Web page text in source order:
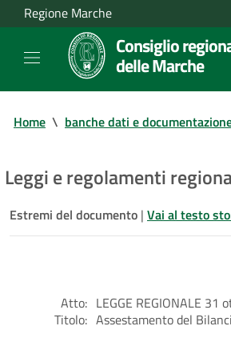
Regione Marche
Consiglio
delle Marche
Home \ banche dati e
Leggi e regolamenti
Estremi del documento | Vai al testo
Atto: LEGGE REGIONALE
Titolo: Assestamento del